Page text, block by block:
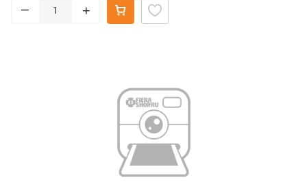
– +